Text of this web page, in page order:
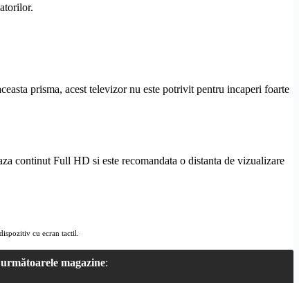
prisma, acest televizor nu este potrivit pentru incaperi foarte
continut Full HD si este recomandata o distanta de vizualizare
cu ecran tactil.
următoarele magazine: